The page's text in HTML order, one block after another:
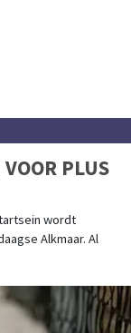
PLUS
wordt
Alkmaar. Al